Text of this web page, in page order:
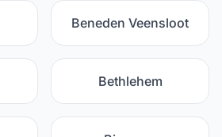
Beneden Veensloot
Bethlehem